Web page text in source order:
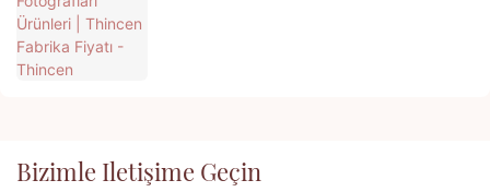
Bizimle Iletişime Geçin